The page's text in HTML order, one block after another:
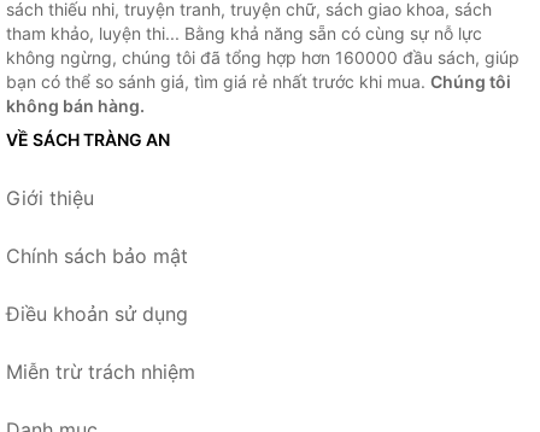
sách thiếu nhi, truyện tranh, truyện chữ, sách giao khoa, sách
tham khảo, luyện thi... Bằng khả năng sẵn có cùng sự nỗ lực
không ngừng, chúng tôi đã tổng hợp hơn 160000 đầu sách, giúp
bạn có thể so sánh giá, tìm giá rẻ nhất trước khi mua. Chúng tôi
không bán hàng.
VỀ SÁCH TRÀNG AN
Giới thiệu
Chính sách bảo mật
Điều khoản sử dụng
Miễn trừ trách nhiệm